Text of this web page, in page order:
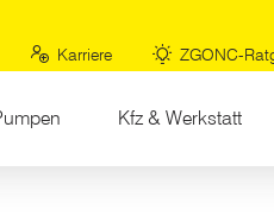
Karriere ZGONC-
Kfz & Werkstatt